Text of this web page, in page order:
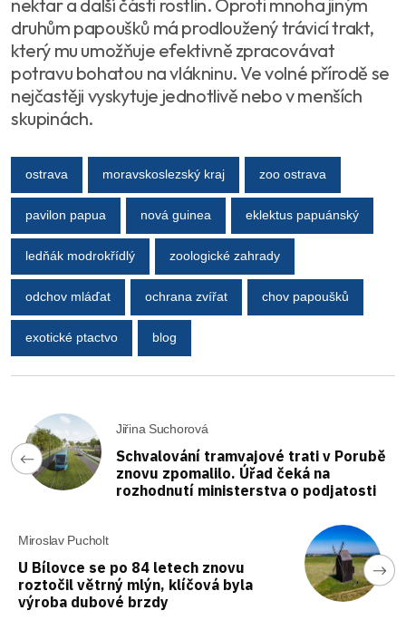
nektar a další části rostlin. Oproti mnoha jiným
druhům papoušků má prodloužený trávicí trakt,
který mu umožňuje efektivně zpracovávat
potravu bohatou na vlákninu. Ve volné přírodě se
nejčastěji vyskytuje jednotlivě nebo v menších
skupinách.
ostrava moravskoslezský kraj zoo ostrava
pavilon papua nová guinea eklektus papuánský
ledňák modrokřídlý zoologické zahrady
odchov mláďat ochrana zvířat chov papoušků
exotické ptactvo blog
Jiřina Suchorová
Schvalování tramvajové trati v Porubě
znovu zpomalilo. Úřad čeká na
rozhodnutí ministerstva o podjatosti
Miroslav Pucholt
U Bílovce se po 84 letech znovu
roztočil větrný mlýn, klíčová byla
výroba dubové brzdy